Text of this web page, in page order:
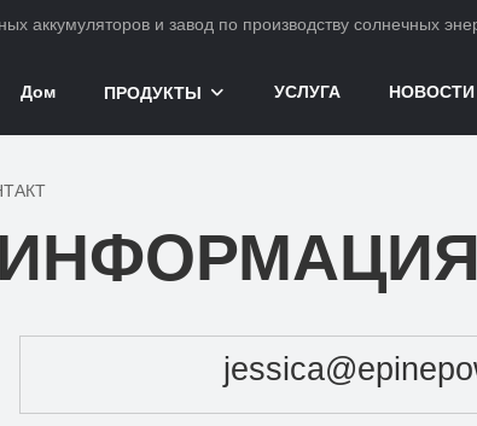
и завод по производству солнечных
Дом ПРОДУКТЫ УСЛУГА НОВОСТИ